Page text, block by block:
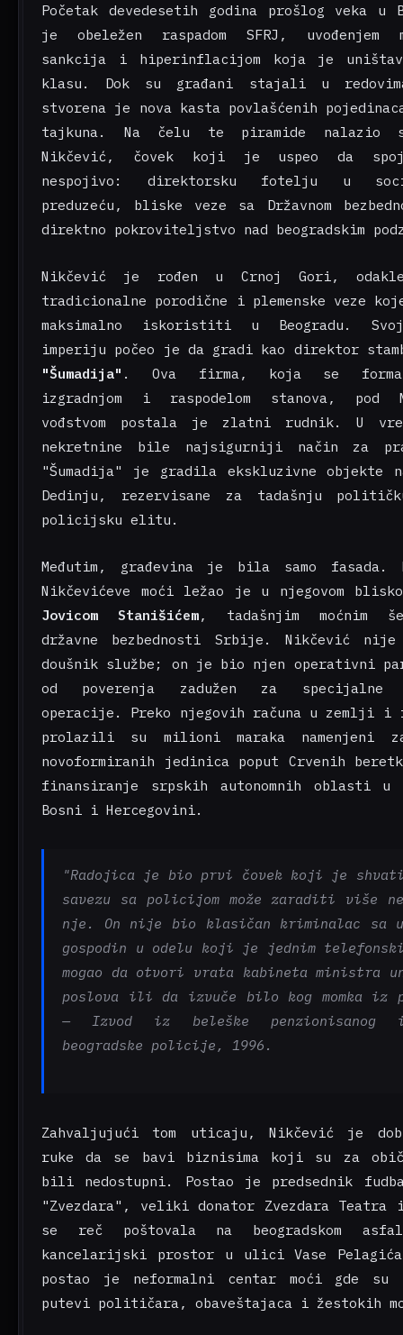
Početak devedesetih godina prošlog veka u
je obeležen raspadom SFRJ, uvođenjem
sankcija i hiperinflacijom koja je
klasu. Dok su građani stajali u
stvorena je nova kasta povlašćenih
tajkuna. Na čelu te piramide nalazio
Nikčević, čovek koji je uspeo da
nespojivo: direktorsku fotelju u
preduzeću, bliske veze sa Državnom
direktno pokroviteljstvo nad beogradskim
Nikčević je rođen u Crnoj Gori,
tradicionalne porodične i plemenske veze
maksimalno iskoristiti u Beogradu.
imperiju počeo je da gradi kao direktor
"Šumadija" . Ova firma, koja se
izgradnjom i raspodelom stanova, pod
vođstvom postala je zlatni rudnik. U
nekretnine bile najsigurniji način za
"Šumadija" je gradila ekskluzivne objekte
Dedinju, rezervisane za tadašnju
policijsku elitu.
Međutim, građevina je bila samo
Nikčevićeve moći ležao je u njegovom
Jovicom Stanišićem, tadašnjim moćnim
državne bezbednosti Srbije. Nikčević
doušnik službe; on je bio njen operativni
od poverenja zadužen za specijalne
operacije. Preko njegovih računa u zemlji i
prolazili su milioni maraka namenjeni za
novoformiranih jedinica poput Crvenih
finansiranje srpskih autonomnih oblasti
Bosni i Hercegovini.
"Radojica je bio prvi čovek koji je
savezu sa policijom može zaraditi više
nje. On nije bio klasičan kriminalac sa
gospodin u odelu koji je jednim
mogao da otvori vrata kabineta ministra
poslova ili da izvuče bilo kog momka iz
— Izvod iz beleške penzionisanog
beogradske policije, 1996.
Zahvaljujući tom uticaju, Nikčević je
ruke da se bavi biznisima koji su za
bili nedostupni. Postao je predsednik
"Zvezdara", veliki donator Zvezdara
se reč poštovala na beogradskom
kancelarijski prostor u ulici Vase Pelagića
postao je neformalni centar moći gde
putevi političara, obaveštajaca i žestokih